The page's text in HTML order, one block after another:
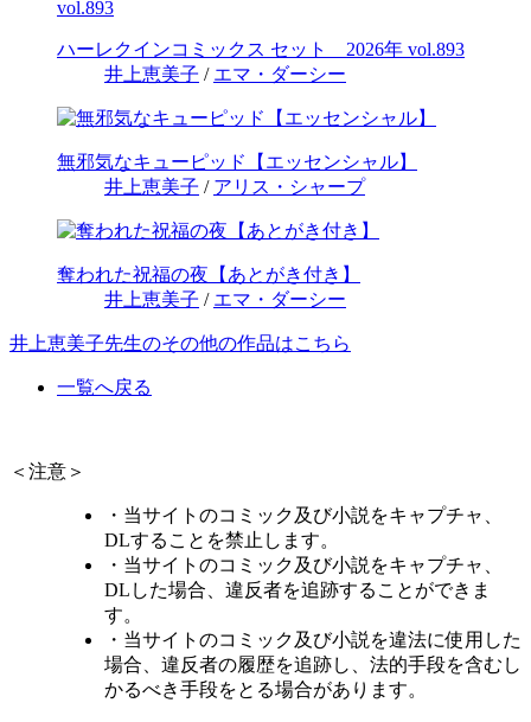
ハーレクインコミックス セット 2026年 vol.893
井上恵美子 / エマ・ダーシー
無邪気なキューピッド【エッセンシャル】
井上恵美子 / アリス・シャープ
奪われた祝福の夜【あとがき付き】
井上恵美子 / エマ・ダーシー
井上恵美子先生のその他の作品はこちら
一覧へ戻る
＜注意＞
・当サイトのコミック及び小説をキャプチャ、
DLすることを禁止します。
・当サイトのコミック及び小説をキャプチャ、
DLした場合、違反者を追跡することができま
す。
・当サイトのコミック及び小説を違法に使用した
場合、違反者の履歴を追跡し、法的手段を含むし
かるべき手段をとる場合があります。